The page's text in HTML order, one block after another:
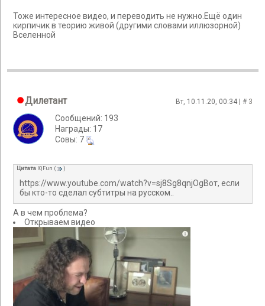
Тоже интересное видео, и переводить не нужно.Ещё один
кирпичик в теорию живой (другими словами иллюзорной)
Вселенной
Дилетант Вт, 10.11.20, 00:34 | # 3
Сообщений: 193
Награды: 17
Cовы: 7
Цитата IQFun ( )
https://www.youtube.com/watch?v=sj8Sg8qnjOgВот, если
бы кто-то сделал субтитры на русском..
А в чем проблема?
Открываем видео